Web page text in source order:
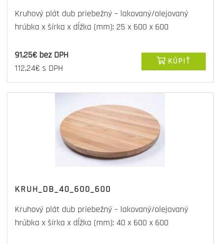
Kruhový plát dub priebežný – lakovaný/olejovaný
hrúbka x šírka x dĺžka (mm): 25 x 600 x 600
91,25€ bez DPH
112,24€ s DPH
KÚPIŤ
KRUH_DB_40_600_600
Kruhový plát dub priebežný – lakovaný/olejovaný
hrúbka x šírka x dĺžka (mm): 40 x 600 x 600